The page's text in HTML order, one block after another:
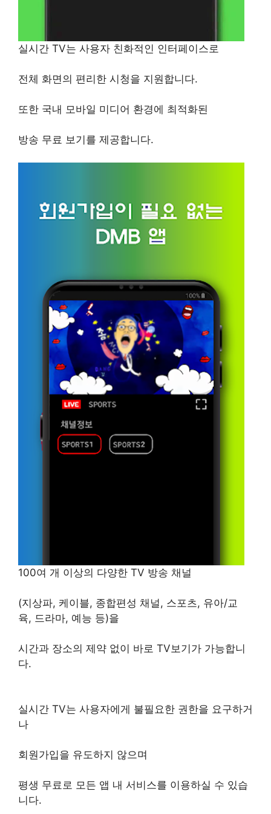
실시간 TV는 사용자 친화적인 인터페이스로
전체 화면의 편리한 시청을 지원합니다.
또한 국내 모바일 미디어 환경에 최적화된
방송 무료 보기를 제공합니다.
100여 개 이상의 다양한 TV 방송 채널
(지상파, 케이블, 종합편성 채널, 스포츠, 유아/교
육, 드라마, 예능 등)을
시간과 장소의 제약 없이 바로 TV보기가 가능합니
다.
실시간 TV는 사용자에게 불필요한 권한을 요구하거
나
회원가입을 유도하지 않으며
평생 무료로 모든 앱 내 서비스를 이용하실 수 있습
니다.